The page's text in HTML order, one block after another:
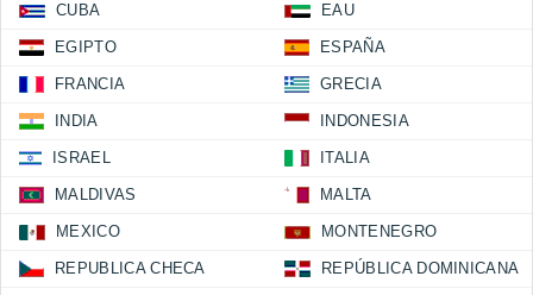
CUBA EAU
EGIPTO ESPAÑA
FRANCIA GRECIA
INDIA INDONESIA
ISRAEL ITALIA
MALDIVAS MALTA
MEXICO MONTENEGRO
REPUBLICA CHECA REPÚBLICA DOMINICANA